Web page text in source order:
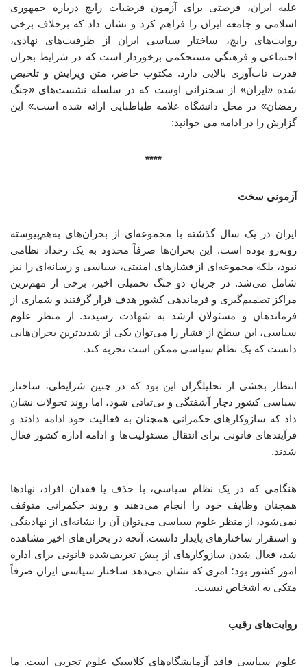
علیه ایران، فرصتی برای آزمون فرضیات رایج درباره جمهوری
اسلامی و جامعه ایران را فراهم کرد و نشان داد که برخلاف برخی
روایت‌های رایج، ساختار سیاسی ایران از ظرفیت‌های نهادی،
اجتماعی و فرهنگی مستحکمی برخوردار است که در شرایط بحران
قدرت تاب‌آوری بالایی دارد. مکتوب حاضر، متن ویرایش و تلخیص
شده «ایران» از سخنرانی اوست که در سلسله نشست‌های «جنگ
رمضان» در محل دانشگاه علامه طباطبایی ارائه شده است.» این
گزارش را در ادامه می خوانید:
****
آزمونی سخت
ایران در یک سال گذشته با مجموعه‌ای از بحران‌های به‌هم‌پیوسته
روبه‌رو بوده است. این بحران‌ها صرفاً محدود به یک رخداد نظامی
نبود، بلکه مجموعه‌ای از فشارهای امنیتی، سیاسی و رسانه‌ای را نیز
شامل می‌شد. در جریان دو جنگ تحمیلی اخیر، برخی از مهم‌ترین
مراکز تصمیم‌گیری و فرماندهی کشور هدف قرار گرفتند و شماری از
فرماندهان و مسئولان ارشد به شهادت رسیدند. از منظر علوم
سیاسی، این سطح از فشار را می‌توان یکی از شدیدترین بحران‌هایی
دانست که یک نظام سیاسی ممکن است تجربه کند.
انتظار بخشی از تحلیلگران این بود که در چنین شرایطی، ساختار
سیاسی کشور دچار آشفتگی و بی‌ثباتی شود، اما روند تحولات نشان
داد که سازوکارهای حکمرانی همچنان به فعالیت خود ادامه دادند و
فرآیندهای قانونی برای انتقال مسئولیت‌ها و ادامه اداره کشور فعال
شدند.
هنگامی که در یک نظام سیاسی، با حذف یا فقدان افراد، نهادها
همچنان وظایف خود را انجام می‌دهند و روند حکمرانی متوقف
نمی‌شود، از منظر علوم سیاسی می‌توان آن را نشانه‌ای از نهادینگی
و استقرار ساختارهای پایدار دانست. آنچه در بحران‌های اخیر مشاهده
شد، فعال شدن سازوکارهای از پیش تعریف‌شده قانونی برای اداره
امور کشور بود؛ امری که نشان می‌دهد ساختار سیاسی ایران صرفاً
متکی به اشخاص نیست.
روایت‌های رقیب
علوم ‌سیاسی فاقد آزمایشگاه‌های کلاسیک علوم تجربی است. ما